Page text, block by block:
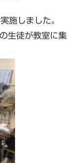
施しました。
生徒が教室に集